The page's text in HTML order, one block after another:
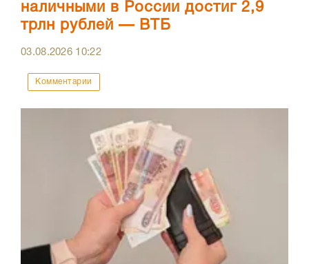
наличными в России достиг 2,9
трлн рублей — ВТБ
03.08.2026 10:22
Комментарии